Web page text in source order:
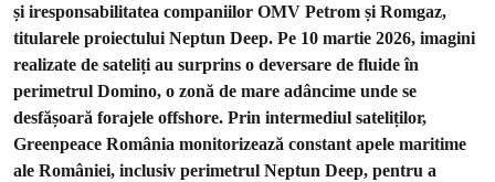
și iresponsabilitatea companiilor OMV Petrom și Romgaz,
titularele proiectului Neptun Deep. Pe 10 martie 2026, imagini
realizate de sateliți au surprins o deversare de fluide în
perimetrul Domino, o zonă de mare adâncime unde se
desfășoară forajele offshore. Prin intermediul sateliților,
Greenpeace România monitorizează constant apele maritime
ale României, inclusiv perimetrul Neptun Deep, pentru a